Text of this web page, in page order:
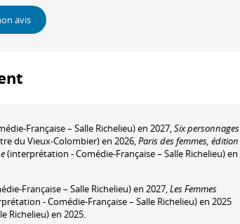
avis
Française – Salle Richelieu) en 2027, Six personnages
du Vieux-Colombier) en 2026, Paris des femmes, édition
(interprétation - Comédie-Française – Salle Richelieu) en
Française – Salle Richelieu) en 2027,Les Femmes
- Comédie-Française – Salle Richelieu) en 2025
Richelieu) en 2025.